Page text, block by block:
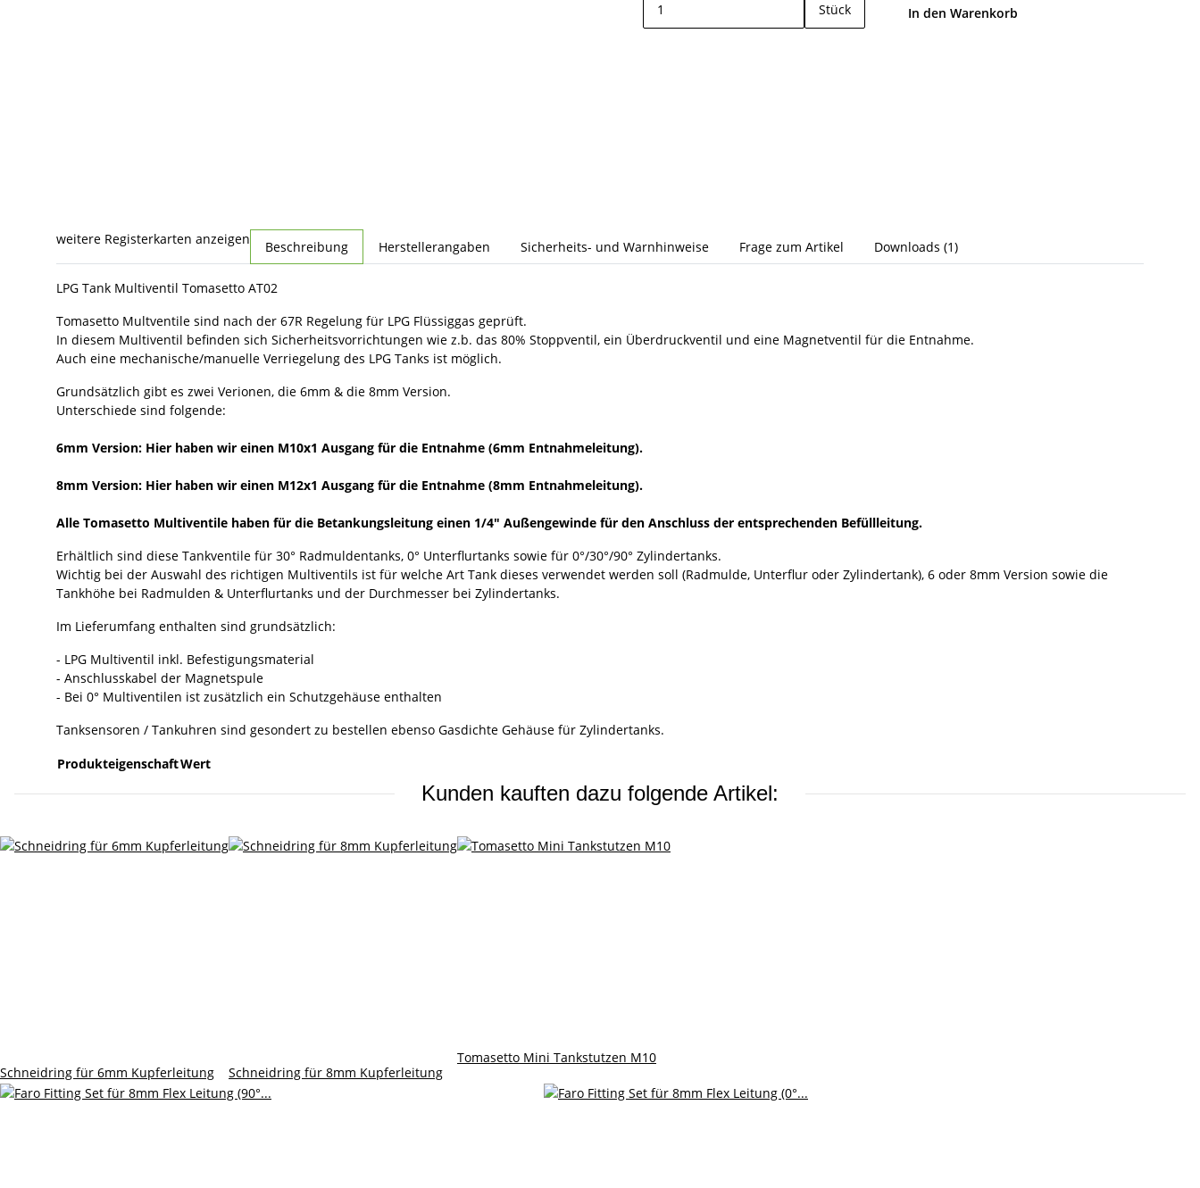
Stück In den Warenkorb
weitere Registerkarten anzeigen Beschreibung Herstellerangaben Sicherheits- und Warnhinweise Frage zum Artikel Downloads (1)
LPG Tank Multiventil Tomasetto AT02
Tomasetto Multventile sind nach der 67R Regelung für LPG Flüssiggas geprüft.
In diesem Multiventil befinden sich Sicherheitsvorrichtungen wie z.b. das 80% Stoppventil, ein Überdruckventil und eine Magnetventil für die Entnahme.
Auch eine mechanische/manuelle Verriegelung des LPG Tanks ist möglich.
Grundsätzlich gibt es zwei Verionen, die 6mm & die 8mm Version.
Unterschiede sind folgende:
6mm Version: Hier haben wir einen M10x1 Ausgang für die Entnahme (6mm Entnahmeleitung).
8mm Version: Hier haben wir einen M12x1 Ausgang für die Entnahme (8mm Entnahmeleitung).
Alle Tomasetto Multiventile haben für die Betankungsleitung einen 1/4" Außengewinde für den Anschluss der entsprechenden Befüllleitung.
Erhältlich sind diese Tankventile für 30° Radmuldentanks, 0° Unterflurtanks sowie für 0°/30°/90° Zylindertanks.
Wichtig bei der Auswahl des richtigen Multiventils ist für welche Art Tank dieses verwendet werden soll (Radmulde, Unterflur oder Zylindertank), 6 oder 8mm Version sowie die
Tankhöhe bei Radmulden & Unterflurtanks und der Durchmesser bei Zylindertanks.
Im Lieferumfang enthalten sind grundsätzlich:
- LPG Multiventil inkl. Befestigungsmaterial
- Anschlusskabel der Magnetspule
- Bei 0° Multiventilen ist zusätzlich ein Schutzgehäuse enthalten
Tanksensoren / Tankuhren sind gesondert zu bestellen ebenso Gasdichte Gehäuse für Zylindertanks.
ProdukteigenschaftWert
Kunden kauften dazu folgende Artikel:
Schneidring für 6mm Kupferleitung Schneidring für 8mm Kupferleitung
Tomasetto Mini Tankstutzen M10